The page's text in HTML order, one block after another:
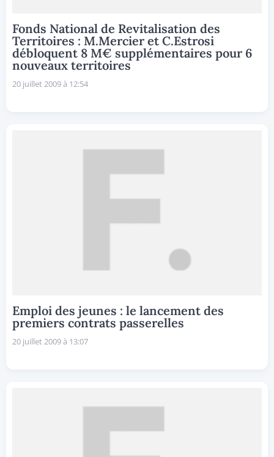
Fonds National de Revitalisation des
Territoires : M.Mercier et C.Estrosi
débloquent 8 M€ supplémentaires pour 6
nouveaux territoires
20 juillet 2009 à 12:54
Emploi des jeunes : le lancement des
premiers contrats passerelles
20 juillet 2009 à 13:07